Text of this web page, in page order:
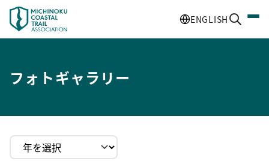
ENGLISH
フォトギャラリー